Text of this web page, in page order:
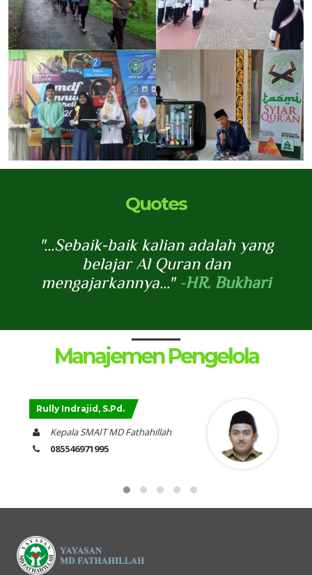
Quotes
"...Sebaik-baik kalian adalah yang
belajar Al Quran dan
mengajarkannya..." -HR. Bukhari
Manajemen Pengelola
Komarudin, SE.
Kepala SMPIT MD Fathahillah
089623768134